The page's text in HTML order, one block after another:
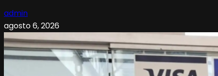
admin
agosto 6, 2026